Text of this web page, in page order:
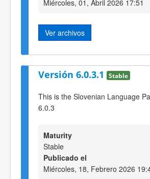
Miércoles, 01, Abril 2026 17:51
Ver archivos
Versión 6.0.3.1 Stable
This is the Slovenian Language
6.0.3
Maturity
Stable
Publicado el
Miércoles, 18, Febrero 2026